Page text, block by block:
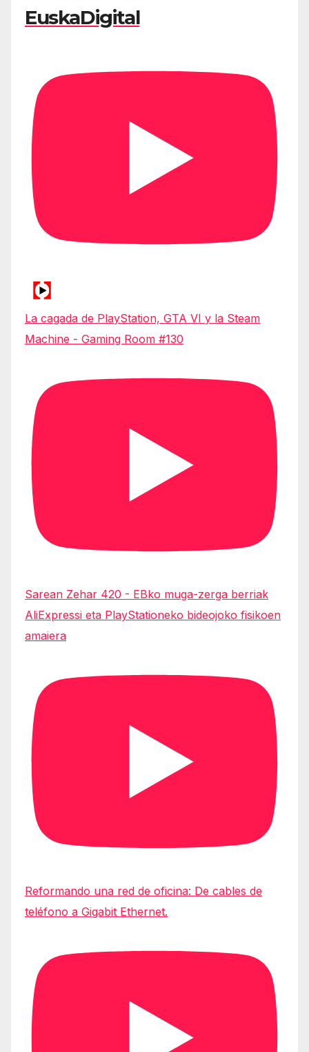
EuskaDigital
La cagada de PlayStation, GTA VI y la Steam
Machine - Gaming Room #130
Sarean Zehar 420 - EBko muga-zerga berriak
AliExpressi eta PlayStationeko bideojoko fisikoen
amaiera
Reformando una red de oficina: De cables de
teléfono a Gigabit Ethernet.